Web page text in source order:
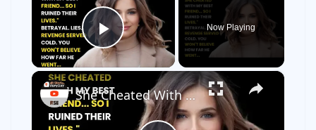
Play Video
Now Playing
×
She Cheated With My Best Friend... So I Destroyed Them Both | Epic Revenge Story | Wistaloom